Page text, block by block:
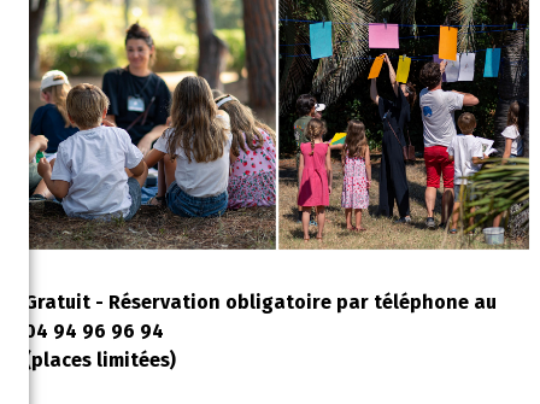
Gratuit - Réservation obligatoire par téléphone au
04 94 96 96 94
(places limitées)